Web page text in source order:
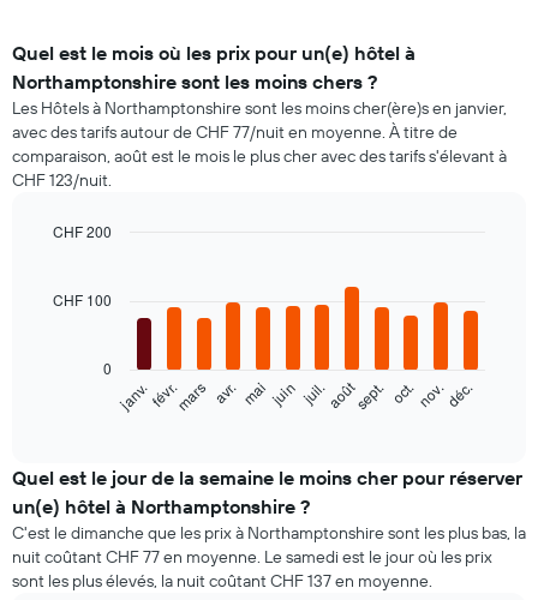
Quel est le mois où les prix pour un(e) hôtel à
Northamptonshire sont les moins chers ?
Les Hôtels à Northamptonshire sont les moins cher(ère)s en janvier,
avec des tarifs autour de CHF 77/nuit en moyenne. À titre de
comparaison, août est le mois le plus cher avec des tarifs s'élevant à
CHF 123/nuit.
with
graphique
indique
le
prix
moyen
d'une
chambre
janv.févr.mars avr. maijuin juil.aoûtsept. oct.nov.déc.
0
CHF 100
CHF 200
Quel est le jour de la semaine le moins cher pour réserver
un(e) hôtel à Northamptonshire ?
C'est le dimanche que les prix à Northamptonshire sont les plus bas, la
nuit coûtant CHF 77 en moyenne. Le samedi est le jour où les prix
sont les plus élevés, la nuit coûtant CHF 137 en moyenne.